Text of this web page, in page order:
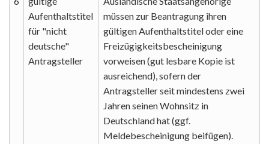
Aufenthaltstitel
für "nicht
deutsche"
Antragsteller
müssen zur Beantragung ihren
gültigen Aufenthaltstitel oder eine
Freizügigkeitsbescheinigung
vorweisen (gut lesbare Kopie ist
ausreichend), sofern der
Antragsteller seit mindestens zwei
Jahren seinen Wohnsitz in
Deutschland hat (ggf.
Meldebescheinigung beifügen).